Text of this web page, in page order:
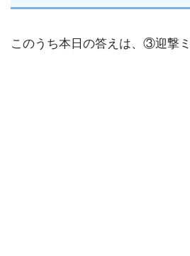
このうち本日の答えは、③迎撃